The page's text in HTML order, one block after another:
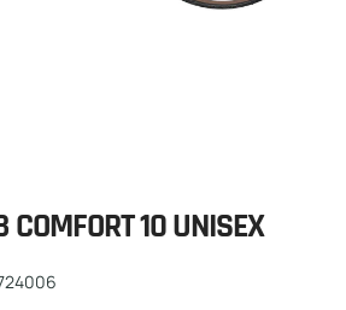
COMFORT 10 UNISEX